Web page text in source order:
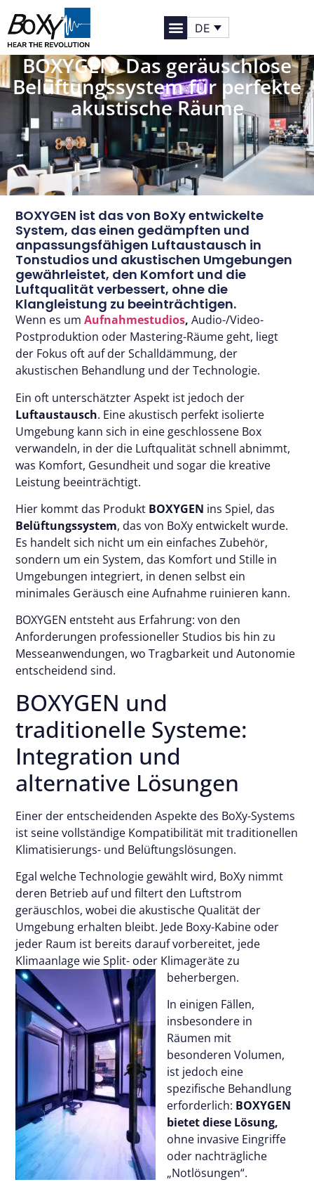
DE
BOXYGEN: Das geräuschlose
Belüftungssystem für perfekte
akustische Räume
BOXYGEN ist das von BoXy entwickelte
System, das einen gedämpften und
anpassungsfähigen Luftaustausch in
Tonstudios und akustischen Umgebungen
gewährleistet, den Komfort und die
Luftqualität verbessert, ohne die
Klangleistung zu beeinträchtigen.
Wenn es umAufnahmestudios, Audio-/Video-
Postproduktion oder Mastering-Räume geht, liegt
der Fokus oft auf der Schalldämmung, der
akustischen Behandlung und der Technologie.
Ein oft unterschätzter Aspekt ist jedoch der
Luftaustausch. Eine akustisch perfekt isolierte
Umgebung kann sich in eine geschlossene Box
verwandeln, in der die Luftqualität schnell abnimmt,
was Komfort, Gesundheit und sogar die kreative
Leistung beeinträchtigt.
Hier kommt das Produkt BOXYGEN ins Spiel, das
Belüftungssystem, das von BoXy entwickelt wurde.
Es handelt sich nicht um ein einfaches Zubehör,
sondern um ein System, das Komfort und Stille in
Umgebungen integriert, in denen selbst ein
minimales Geräusch eine Aufnahme ruinieren kann.
BOXYGEN entsteht aus Erfahrung: von den
Anforderungen professioneller Studios bis hin zu
Messeanwendungen, wo Tragbarkeit und Autonomie
entscheidend sind.
BOXYGEN und
traditionelle Systeme:
Integration und
alternative Lösungen
Einer der entscheidenden Aspekte des BoXy-Systems
ist seine vollständige Kompatibilität mit traditionellen
Klimatisierungs- und Belüftungslösungen.
Egal welche Technologie gewählt wird, BoXy nimmt
deren Betrieb auf und filtert den Luftstrom
geräuschlos, wobei die akustische Qualität der
Umgebung erhalten bleibt. Jede Boxy-Kabine oder
jeder Raum ist bereits darauf vorbereitet, jede
Klimaanlage wie Split- oder Klimageräte zu
beherbergen.
In einigen Fällen,
insbesondere in
Räumen mit
besonderen Volumen,
ist jedoch eine
spezifische Behandlung
erforderlich: BOXYGEN
bietet diese Lösung,
ohne invasive Eingriffe
oder nachträgliche
„Notlösungen“.